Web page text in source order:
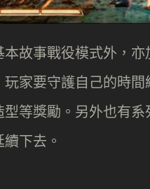
本故事戰役模式外，
玩家要守護自己的時
型等獎勵。另外也有
下去。